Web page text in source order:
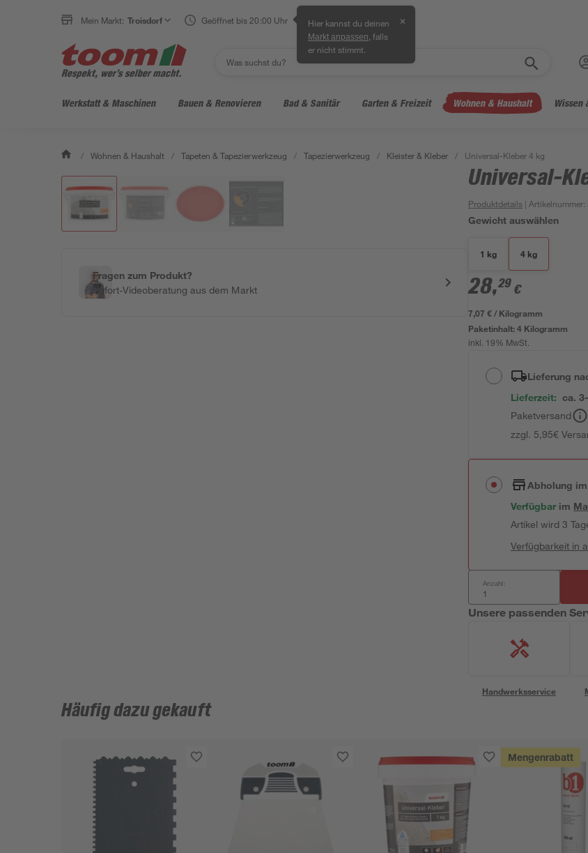
Mein Markt: Troisdorf Geöffnet bis 20:00 Uhr Hier kannst du deinen
Markt anpassen , falls
er nicht stimmt.
✕
Werkstatt & Maschinen Bauen & Renovieren Bad & Sanitär Garten & Freizeit Wohnen & Haushalt Wissen
/ Wohnen & Haushalt / Tapeten & Tapezierwerkzeug / Tapezierwerkzeug / Kleister & Kleber / Universal-Kleber 4 kg
Fragen zum Produkt?
Sofort-Videoberatung aus dem Markt
Universal-
Produktdetails | Artikelnummer:
Gewicht auswählen
1 kg 4 kg
28,29 €
7,07 € / Kilogramm
Paketinhalt:4 Kilogramm
inkl. 19% MwSt.
Lieferung
Lieferzeit: ca.
Paketversand
zzgl. 5,95€
Abholung
Verfügbar im
Artikel wird 3
Verfügbarkeit in
Anzahl:
Unsere passenden
Handwerksservice
Häufig dazu gekauft
Mengenrabatt